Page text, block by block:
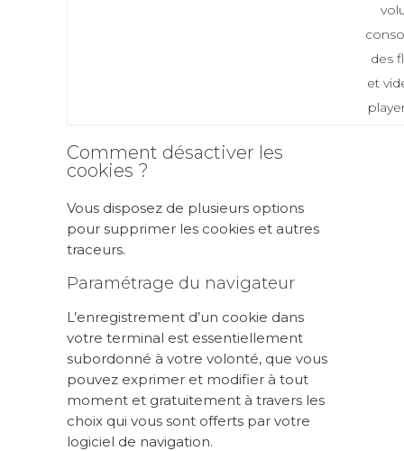
des
et
Comment désactiver les
cookies ?
Vous disposez de plusieurs options
pour supprimer les cookies et autres
traceurs.
Paramétrage du navigateur
L’enregistrement d’un cookie dans
votre terminal est essentiellement
subordonné à votre volonté, que vous
pouvez exprimer et modifier à tout
moment et gratuitement à travers les
choix qui vous sont offerts par votre
logiciel de navigation.